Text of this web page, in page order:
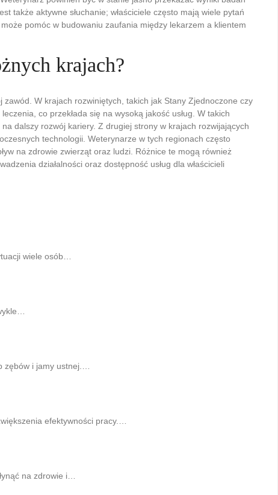
także aktywne słuchanie; właściciele często mają wiele pytań
pomóc w budowaniu zaufania między lekarzem a klientem
krajach?
W krajach rozwiniętych, takich jak Stany Zjednoczone czy
co przekłada się na wysoką jakość usług. W takich
dalszy rozwój kariery. Z drugiej strony w krajach rozwijających
technologii. Weterynarze w tych regionach często
na zdrowie zwierząt oraz ludzi. Różnice te mogą również
działalności oraz dostępność usług dla właścicieli
wiele osób…
zębów i jamy ustnej.…
efektywności pracy.…
na zdrowie i…